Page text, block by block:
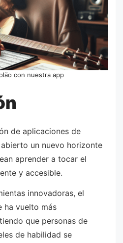
con nuestra app
de aplicaciones de
un nuevo horizonte
aprender a tocar el
y accesible.
innovadoras, el
ha vuelto más
que personas de
de habilidad se